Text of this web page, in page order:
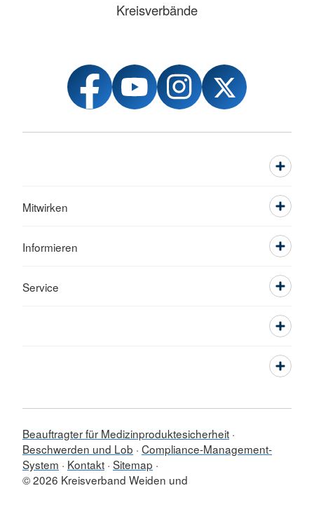
Kreisverbände
Mitwirken
Informieren
Service
Beauftragter für Medizinproduktesicherheit
Beschwerden und Lob Compliance-Management-
System
Kontakt Sitemap
© 2026 Kreisverband Weiden und